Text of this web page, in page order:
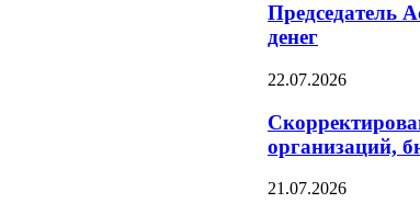
Председатель
денег
22.07.2026
организаций,
21.07.2026